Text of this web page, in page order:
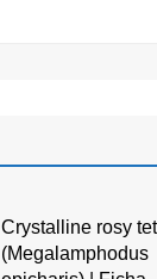
Crystalline rosy
(Megalamphodus